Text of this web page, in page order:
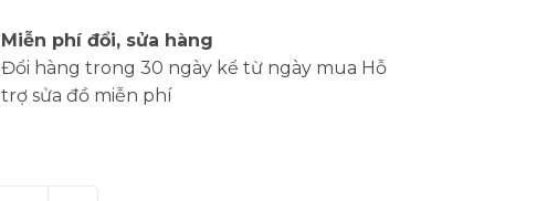
Miễn phí đổi, sửa hàng
Đổi hàng trong 30 ngày kể từ ngày mua Hỗ
trợ sửa đồ miễn phí